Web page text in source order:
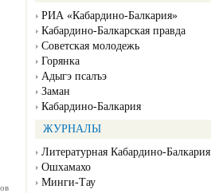
РИА «Кабардино-Балкария»
Кабардино-Балкарская правда
Советская молодежь
Горянка
Адыгэ псалъэ
Заман
Кабардино-Балкария
ЖУРНАЛЫ
Литературная Кабардино-Балкария
Ошхамахо
Минги-Тау
№51